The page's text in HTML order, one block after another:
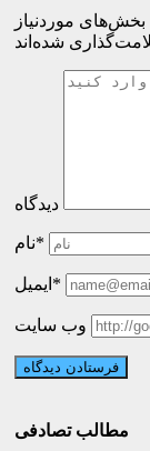
بخش‌های موردنیاز
دیدگاه
نام*
ایمیل*
وب سایت
مطالب تصادفی